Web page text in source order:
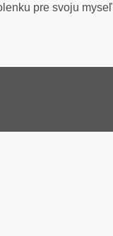
pre svoju myseľ